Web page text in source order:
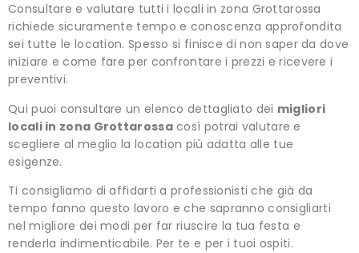
Consultare e valutare tutti i locali in zona Grottarossa
richiede sicuramente tempo e conoscenza approfondita
sei tutte le location. Spesso si finisce di non saper da dove
iniziare e come fare per confrontare i prezzi e ricevere i
preventivi.
Qui puoi consultare un elenco dettagliato dei migliori
locali in zona Grottarossacosì potrai valutare e
scegliere al meglio la location più adatta alle tue
esigenze.
Ti consigliamo di affidarti a professionisti che già da
tempo fanno questo lavoro e che sapranno consigliarti
nel migliore dei modi per far riuscire la tua festa e
renderla indimenticabile. Per te e per i tuoi ospiti.